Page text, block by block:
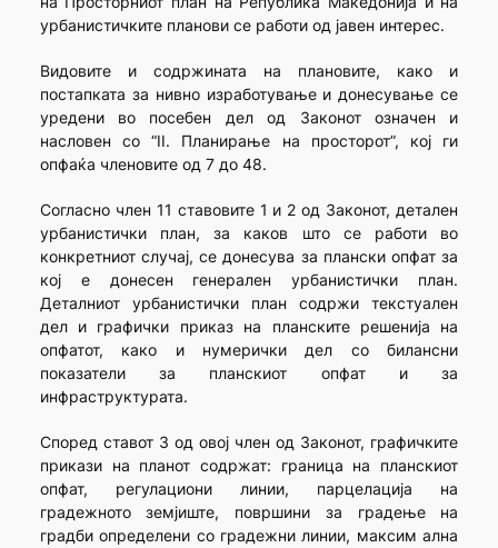
урбанистичките планови се работи од јавен интерес.
Видовите и содржината на плановите, како и
постапката за нивно изработување и донесување се
уредени во посебен дел од Законот означен и
насловен со “II. Планирање на просторот”, кој ги
опфаќа членовите од 7 до 48.
Согласно член 11 ставовите 1 и 2 од Законот, детален
урбанистички план, за каков што се работи во
конкретниот случај, се донесува за плански опфат за
кој е донесен генерален урбанистички план.
Деталниот урбанистички план содржи текстуален
дел и графички приказ на планските решенија на
опфатот, како и нумерички дел со билансни
показатели за планскиот опфат и за
инфраструктурата.
Според ставот 3 од овој член од Законот, графичките
прикази на планот содржат: граница на планскиот
опфат, регулациони линии, парцелација на
градежното земјиште, површини за градење на
градби определени со градежни линии, максим ална